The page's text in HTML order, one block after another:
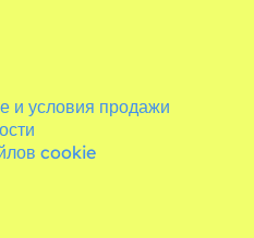
и условия продажи
cookie